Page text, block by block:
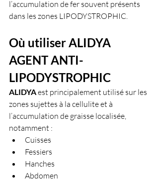
l’accumulation de fer souvent présents
dans les zones LIPODYSTROPHIC.
Où utiliser ALIDYA
AGENT ANTI-
LIPODYSTROPHIC
ALIDYA est principalement utilisé sur les
zones sujettes à la cellulite et à
l’accumulation de graisse localisée,
notamment :
Cuisses
Fessiers
Hanches
Abdomen